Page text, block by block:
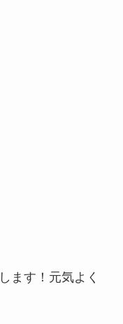
ます！元気よく